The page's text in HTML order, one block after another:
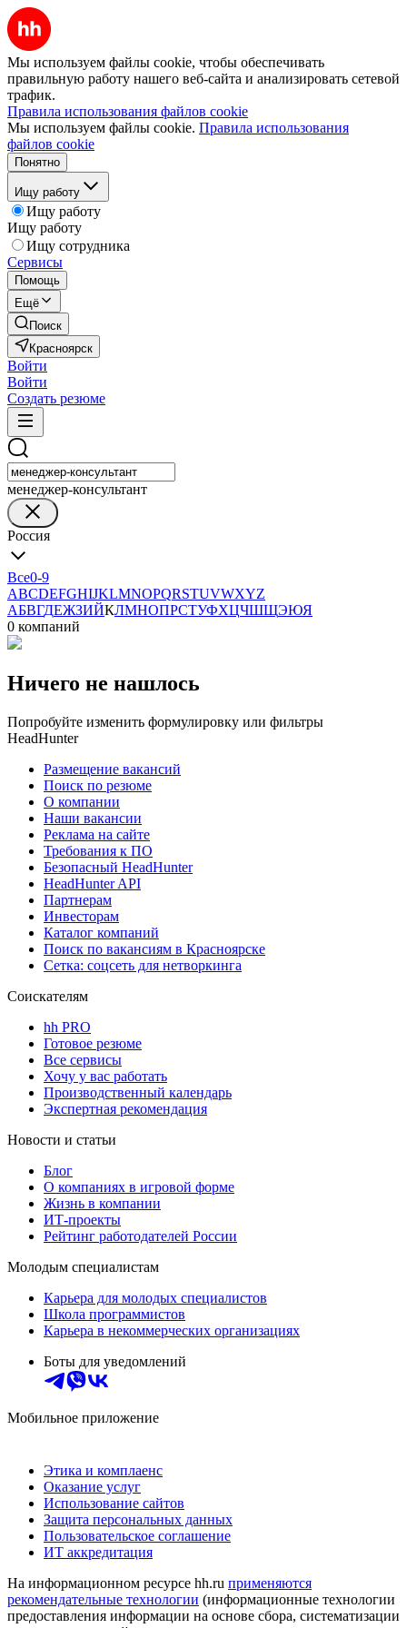
Мы используем файлы cookie, чтобы обеспечивать
правильную работу нашего веб-сайта и анализировать сетевой
трафик.
Правила использования файлов cookie
Мы используем файлы cookie. Правила использования
файлов cookie
Понятно
Ищу работу
Ищу работу
Ищу работу
Ищу сотрудника
Сервисы
Помощь
Ещё
Поиск
Красноярск
Войти
Войти
Создать резюме
менеджер-консультант
Россия
Все0-9
ABCDEFGHIJKLMNOPQRSTUVWXYZ
АБВГДЕЖЗИЙКЛМНОПРСТУФХЦЧШЩЭЮЯ
0 компаний
Ничего не нашлось
Попробуйте изменить формулировку или фильтры
HeadHunter
Размещение вакансий
Поиск по резюме
О компании
Наши вакансии
Реклама на сайте
Требования к ПО
Безопасный HeadHunter
HeadHunter API
Партнерам
Инвесторам
Каталог компаний
Поиск по вакансиям в Красноярске
Сетка: соцсеть для нетворкинга
Соискателям
hh PRO
Готовое резюме
Все сервисы
Хочу у вас работать
Производственный календарь
Экспертная рекомендация
Новости и статьи
Блог
О компаниях в игровой форме
Жизнь в компании
ИТ-проекты
Рейтинг работодателей России
Молодым специалистам
Карьера для молодых специалистов
Школа программистов
Карьера в некоммерческих организациях
Боты для уведомлений
Мобильное приложение
Этика и комплаенс
Оказание услуг
Использование сайтов
Защита персональных данных
Пользовательское соглашение
ИТ аккредитация
На информационном ресурсе hh.ru применяются
рекомендательные технологии (информационные технологии
предоставления информации на основе сбора, систематизации